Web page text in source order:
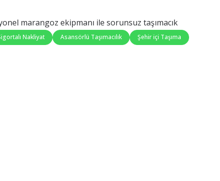
marangoz ekipmanı ile sorunsuz taşımacık
Nakliyat Asansörlü Taşımacılık Şehir içi Taşıma